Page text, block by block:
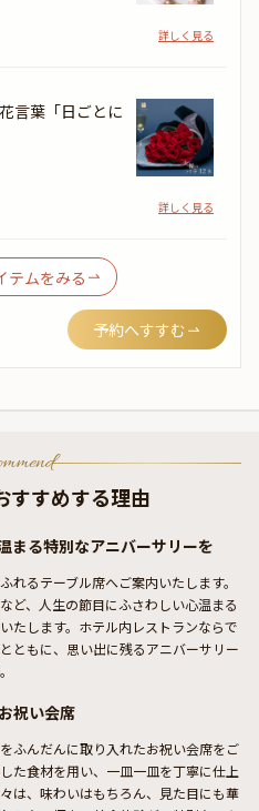
詳しく見る
言葉「日ごとに
詳しく見る
テムをみる
予約へすすむ
すすめする理由
まる特別なアニバーサリーを
れるテーブル席へご案内いたします。
ど、人生の節目にふさわしい心温まる
たします。ホテル内レストランならで
ともに、思い出に残るアニバーサリー
祝い会席
ふんだんに取り入れたお祝い会席をご
た食材を用い、一皿一皿を丁寧に仕上
は、味わいはもちろん、見た目にも華